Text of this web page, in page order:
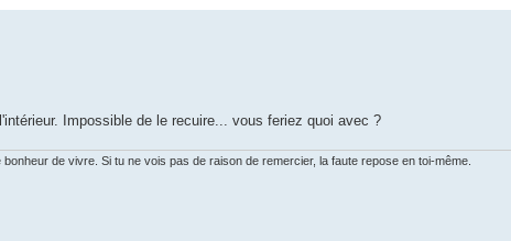
Impossible de le recuire... vous feriez quoi avec ?
de vivre. Si tu ne vois pas de raison de remercier, la faute repose en toi-même.